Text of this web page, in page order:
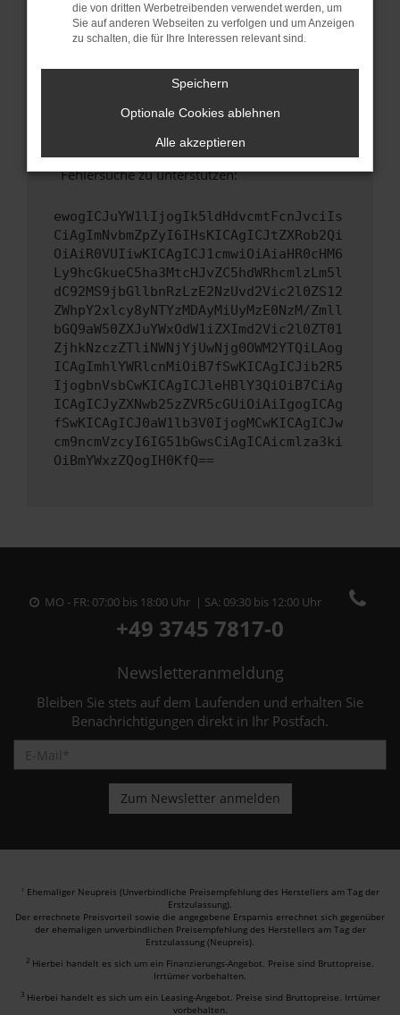
Sicherheitsrisiko, sondern kann auch dazu
führen, dass bestimmte Funktionen nicht mehr
unterstützt werden.
Wende dich an den Webseitenbetreiber.
Wenn du alle oben genannten Schritte versucht
hast, kontaktiere uns bitte. Wir werden
versuchen, das Problem zu beheben. Du kannst
uns diesen Text schicken, um uns bei der
Fehlersuche zu unterstützen:
ewogICJuYW1lIjogIk5ldHdvcmtFcnJvciIs
CiAgImNvbmZpZyI6IHsKICAgICJtZXRob2Qi
OiAiR0VUIiwKICAgICJ1cmwiOiAiaHR0cHM6
Ly9hcGkueC5ha3MtcHJvZC5hdWRhcmlzLm5l
dC92MS9jbGllbnRzLzE2NzUvd2Vic2l0ZS12
ZWhpY2xlcy8yNTYzMDAyMiUyMzE0NzM/Zmll
bGQ9aW50ZXJuYWxOdW1iZXImd2Vic2l0ZT01
ZjhkNzczZTliNWNjYjUwNjg0OWM2YTQiLAog
ICAgImhlYWRlcnMiOiB7fSwKICAgICJib2R5
IjogbnVsbCwKICAgICJleHBlY3QiOiB7CiAg
ICAgICJyZXNwb25zZVR5cGUiOiAiIgogICAg
fSwKICAgICJ0aW1lb3V0IjogMCwKICAgICJw
cm9ncmVzcyI6IG51bGwsCiAgICAicmlza3ki
OiBmYWxzZQogIH0KfQ==
MO - FR: 07:00 bis 18:00 Uhr | SA: 09:30 bis 12:00 Uhr
+49 3745 7817-0
Newsletteranmeldung
Bleiben Sie stets auf dem Laufenden und erhalten Sie
Benachrichtigungen direkt in Ihr Postfach.
1 Ehemaliger Neupreis (Unverbindliche Preisempfehlung des Herstellers am Tag der
Erstzulassung).
Der errechnete Preisvorteil sowie die angegebene Ersparnis errechnet sich gegenüber
der ehemaligen unverbindlichen Preisempfehlung des Herstellers am Tag der
Erstzulassung (Neupreis).
2 Hierbei handelt es sich um ein Finanzierungs-Angebot. Preise sind Bruttopreise.
Irrtümer vorbehalten.
3 Hierbei handelt es sich um ein Leasing-Angebot. Preise sind Bruttopreise. Irrtümer
vorbehalten.
die von dritten Werbetreibenden verwendet werden, um
Sie auf anderen Webseiten zu verfolgen und um Anzeigen
zu schalten, die für Ihre Interessen relevant sind.
Speichern
Optionale Cookies ablehnen
Alle akzeptieren